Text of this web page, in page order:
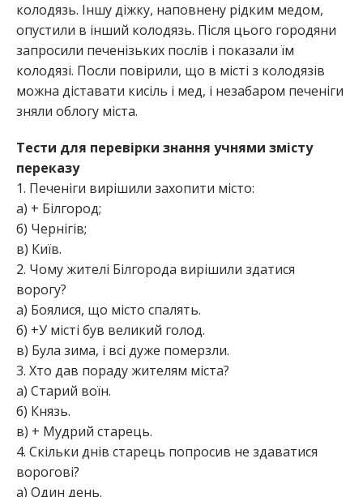
колодязь. Іншу діжку, наповнену рідким медом,
опустили в інший колодязь. Після цього городяни
запросили печенізьких послів і показали їм
колодязі. Посли повірили, що в місті з колодязів
можна діставати кисіль і мед, і незабаром печеніги
зняли облогу міста.
Тести для перевірки знання учнями змісту
переказу
1. Печеніги вирішили захопити місто:
а) + Білгород;
б) Чернігів;
в) Київ.
2. Чому жителі Білгорода вирішили здатися
ворогу?
а) Боялися, що місто спалять.
б) +У місті був великий голод.
в) Була зима, і всі дуже померзли.
3. Хто дав пораду жителям міста?
а) Старий воїн.
б) Князь.
в) + Мудрий старець.
4. Скільки днів старець попросив не здаватися
ворогові?
а) Один день.